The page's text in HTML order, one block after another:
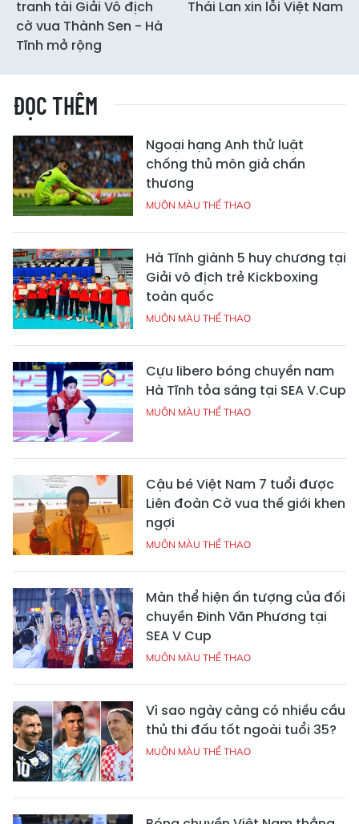
tranh tài Giải Vô địch
cờ vua Thành Sen - Hà
Tĩnh mở rộng
Thái Lan xin lỗi Việt Nam
ĐỌC THÊM
Ngoại hạng Anh thử luật
chống thủ môn giả chấn
thương
MUÔN MÀU THỂ THAO
Hà Tĩnh giành 5 huy chương tại
Giải vô địch trẻ Kickboxing
toàn quốc
MUÔN MÀU THỂ THAO
Cựu libero bóng chuyền nam
Hà Tĩnh tỏa sáng tại SEA V.Cup
MUÔN MÀU THỂ THAO
Cậu bé Việt Nam 7 tuổi được
Liên đoàn Cờ vua thế giới khen
ngợi
MUÔN MÀU THỂ THAO
Màn thể hiện ấn tượng của đối
chuyền Đinh Văn Phương tại
SEA V Cup
MUÔN MÀU THỂ THAO
Vì sao ngày càng có nhiều cầu
thủ thi đấu tốt ngoài tuổi 35?
MUÔN MÀU THỂ THAO